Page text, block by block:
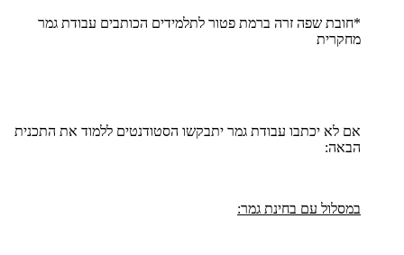
*חובת שפה זרה ברמת פטור לתלמידים הכותבים עבודת גמר
מחקרית
אם לא יכתבו עבודת גמר יתבקשו הסטודנטים ללמוד את התכנית
הבאה:
במסלול עם בחינת גמר: